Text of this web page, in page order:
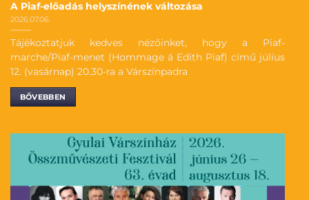
A Piaf-előadás helyszínének változása
2026.07.06.
Tájékoztatjuk kedves nézőinket, hogy a Piaf-
marche/Piaf-menet (Hommage á Edith Piaf) című július
12. (vasárnap) 20.30-ra a Várszínpadra
BŐVEBBEN